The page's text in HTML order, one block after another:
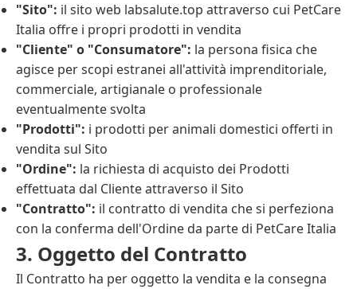
"Sito": il sito web labsalute.top attraverso cui PetCare
Italia offre i propri prodotti in vendita
"Cliente" o "Consumatore": la persona fisica che
agisce per scopi estranei all'attività imprenditoriale,
commerciale, artigianale o professionale
eventualmente svolta
"Prodotti": i prodotti per animali domestici offerti in
vendita sul Sito
"Ordine": la richiesta di acquisto dei Prodotti
effettuata dal Cliente attraverso il Sito
"Contratto": il contratto di vendita che si perfeziona
con la conferma dell'Ordine da parte di PetCare Italia
3. Oggetto del Contratto
Il Contratto ha per oggetto la vendita e la consegna